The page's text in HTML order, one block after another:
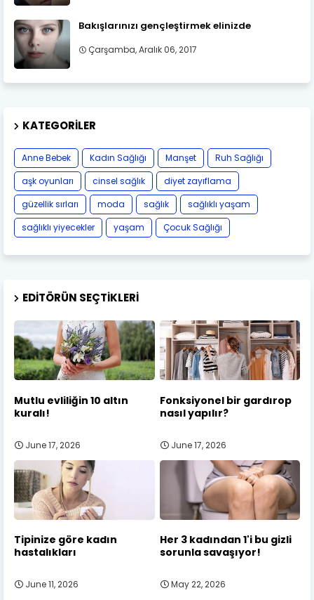
Bakışlarınızı gençleştirmek elinizde
Çarşamba, Aralık 06, 2017
KATEGORILER
Anne Bebek Kadın Sağlığı Manşet
Ruh Sağlığı
aşk oyunları
cinsel sağlık
diyet zayıflama
güzellik sırları
moda sağlık
sağlıklı yaşam
sağlıklı yiyecekler
yaşam Çocuk Sağlığı
EDITÖRÜN SEÇTIKLERI
Mutlu evliliğin 10 altın
kuralı!
June 17, 2026
Fonksiyonel bir gardırop
nasıl yapılır?
June 17, 2026
Tipinize göre kadın
hastalıkları
June 11, 2026
Her 3 kadından 1'i bu gizli
sorunla savaşıyor!
May 22, 2026